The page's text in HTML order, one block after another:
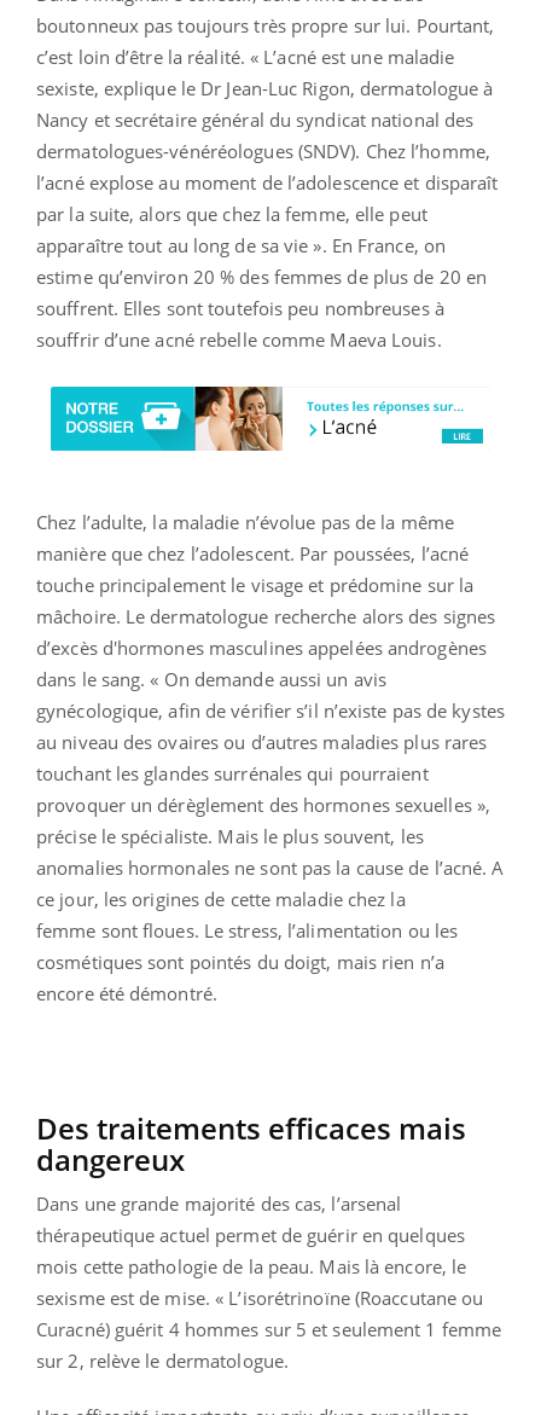
boutonneux pas toujours très propre sur lui. Pourtant,
c’est loin d’être la réalité. « L’acné est une maladie
sexiste, explique le Dr Jean-Luc Rigon, dermatologue à
Nancy et secrétaire général du syndicat national des
dermatologues-vénéréologues (SNDV). Chez l’homme,
l’acné explose au moment de l’adolescence et disparaît
par la suite, alors que chez la femme, elle peut
apparaître tout au long de sa vie ». En France, on
estime qu’environ 20 % des femmes de plus de 20 en
souffrent. Elles sont toutefois peu nombreuses à
souffrir d’une acné rebelle comme Maeva Louis.
Chez l’adulte, la maladie n’évolue pas de la même
manière que chez l’adolescent. Par poussées, l’acné
touche principalement le visage et prédomine sur la
mâchoire. Le dermatologue recherche alors des signes
d’excès d'hormones masculines appelées androgènes
dans le sang. « On demande aussi un avis
gynécologique, afin de vérifier s’il n’existe pas de kystes
au niveau des ovaires ou d’autres maladies plus rares
touchant les glandes surrénales qui pourraient
provoquer un dérèglement des hormones sexuelles »,
précise le spécialiste. Mais le plus souvent, les
anomalies hormonales ne sont pas la cause de l’acné. A
ce jour, les origines de cette maladie chez la
femme sont floues. Le stress, l’alimentation ou les
cosmétiques sont pointés du doigt, mais rien n’a
encore été démontré.
Des traitements efficaces mais
dangereux
Dans une grande majorité des cas, l’arsenal
thérapeutique actuel permet de guérir en quelques
mois cette pathologie de la peau. Mais là encore, le
sexisme est de mise. « L’isorétrinoïne (Roaccutane ou
Curacné) guérit 4 hommes sur 5 et seulement 1 femme
sur 2, relève le dermatologue.